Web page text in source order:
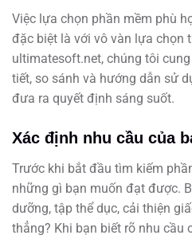
Việc lựa chọn phần mềm phù
đặc biệt là với vô vàn lựa chọn
ultimatesoft.net, chúng tôi
tiết, so sánh và hướng dẫn sử
đưa ra quyết định sáng suốt.
Xác định nhu cầu của
Trước khi bắt đầu tìm kiếm
những gì bạn muốn đạt được.
dưỡng, tập thể dục, cải thiện
thẳng? Khi bạn biết rõ nhu cầu